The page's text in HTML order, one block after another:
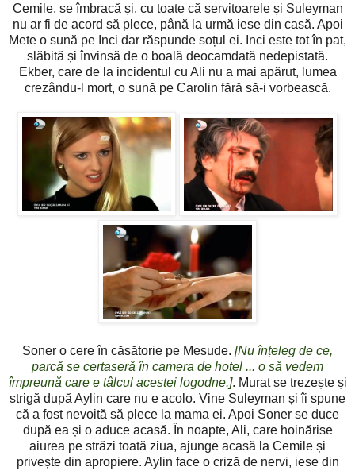
Cemile, se îmbracă și, cu toate că servitoarele și Suleyman
nu ar fi de acord să plece, până la urmă iese din casă. Apoi
Mete o sună pe Inci dar răspunde soțul ei. Inci este tot în pat,
slăbită și învinsă de o boală deocamdată nedepistată.
Ekber, care de la incidentul cu Ali nu a mai apărut, lumea
crezându-l mort, o sună pe Carolin fără să-i vorbească.
Soner o cere în căsătorie pe Mesude. [Nu înțeleg de ce,
parcă se certaseră în camera de hotel ... o să vedem
împreună care e tâlcul acestei logodne.]. Murat se trezește și
strigă după Aylin care nu e acolo. Vine Suleyman și îi spune
că a fost nevoită să plece la mama ei. Apoi Soner se duce
după ea și o aduce acasă. În noapte, Ali, care hoinărise
aiurea pe străzi toată ziua, ajunge acasă la Cemile și
privește din apropiere. Aylin face o criză de nervi, iese din